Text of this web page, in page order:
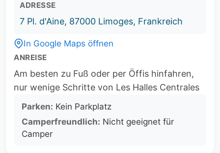
ADRESSE
7 Pl. d'Aine, 87000 Limoges, Frankreich
In Google Maps öffnen
ANREISE
Am besten zu Fuß oder per Öffis hinfahren,
nur wenige Schritte von Les Halles Centrales
Parken: Kein Parkplatz
Camperfreundlich: Nicht geeignet für
Camper